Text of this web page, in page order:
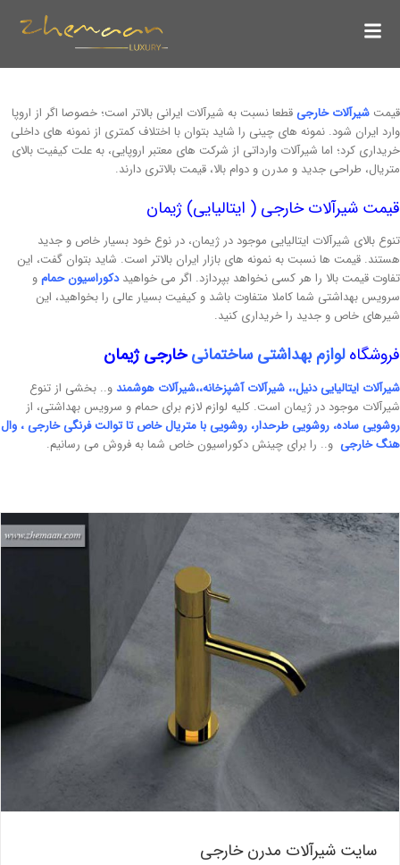
شیرآلات خارجیقطعا نسبت به شیرآلات ایرانی بالاتر است؛ خصوصا اگر از اروپا
ایران شود. نمونه های چینی را شاید بتوان با اختلاف کمتری از نمونه های داخلی
کرد؛ اما شیرآلات وارداتی از شرکت های معتبر اروپایی، به علت کیفیت بالای
طراحی جدید و مدرن و دوام بالا، قیمت بالاتری دارند.
شیرآلات خارجی ( ایتالیایی) ژیمان
بالای شیرآلات ایتالیایی موجود در ژیمان، در نوع خود بسیار خاص و جدید
قیمت ها نسبت به نمونه های بازار ایران بالاتر است. شاید بتوان گفت، این
قیمت بالا را هر کسی نخواهد بپردازد. اگر می خواهیددکوراسیون حمامو
بهداشتی شما کاملا متفاوت باشد و کیفیت بسیار عالی را بخواهید، این
خاص و جدید را خریداری کنید.
لوازم بهداشتی ساختمانیخارجی ژیمان
ایتالیایی دنیل،،شیرآلات آشپزخانه،،شیرآلات هوشمندو.. بخشی از تنوع
موجود در ژیمان است. کلیه لوازم لازم برای حمام و سرویس بهداشتی، از
ساده،روشویی طرحدار،روشویی با متریال خاصتاتوالت فرنگی خارجی،وال
خارجی و.. را برای چینش دکوراسیون خاص شما به فروش می رسانیم.
سایت شیرآلات مدرن خارجی
سایت شیرآلات مدرن خارجی